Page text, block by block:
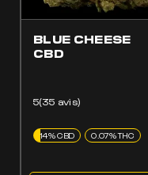
BLUE CHEESE
CBD
14% CBD 0.07% THC
5(35 avis)